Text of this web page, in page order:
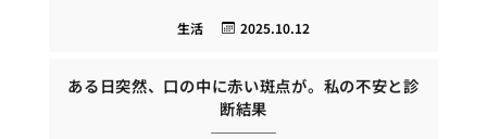
2025.10.12
生活
ある日突然、口の中に赤い斑点が。私の不安と診
断結果